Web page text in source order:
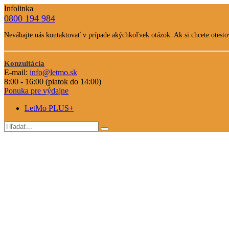
Infolinka
Telefone
číslo
0800 194 984
Text
Nevahajte
nás
kontaktovať
Neváhajte nás kontaktovať v prípade akýchkoľvek otázok. Ak si chcete
Odkaz
na
konzultáciu
Konzultácia
E-mail: info@letmo.sk
8:00 - 16:00 (piatok do 14:00)
Ponuka pre výdajne
LetMo PLUS+